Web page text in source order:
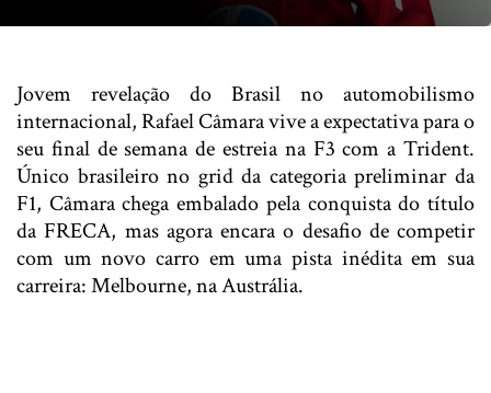
Jovem revelação do Brasil no automobilismo
internacional, Rafael Câmara vive a expectativa para o
seu final de semana de estreia na F3 com a Trident.
Único brasileiro no grid da categoria preliminar da
F1, Câmara chega embalado pela conquista do título
da FRECA, mas agora encara o desafio de competir
com um novo carro em uma pista inédita em sua
carreira: Melbourne, na Austrália.